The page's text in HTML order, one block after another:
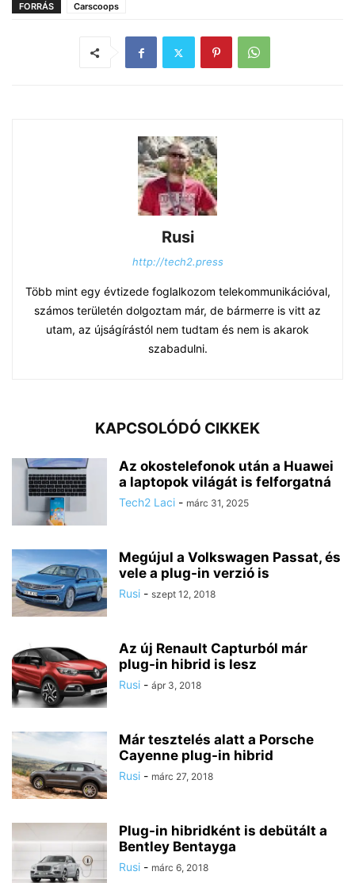
FORRÁS Carscoops
Rusi
http://tech2.press
Több mint egy évtizede foglalkozom telekommunikációval,
számos területén dolgoztam már, de bármerre is vitt az
utam, az újságírástól nem tudtam és nem is akarok
szabadulni.
KAPCSOLÓDÓ CIKKEK
Az okostelefonok után a Huawei
a laptopok világát is felforgatná
Tech2 Laci - márc 31, 2025
Megújul a Volkswagen Passat, és
vele a plug-in verzió is
Rusi - szept 12, 2018
Az új Renault Capturból már
plug-in hibrid is lesz
Rusi - ápr 3, 2018
Már tesztelés alatt a Porsche
Cayenne plug-in hibrid
Rusi - márc 27, 2018
Plug-in hibridként is debütált a
Bentley Bentayga
Rusi - márc 6, 2018